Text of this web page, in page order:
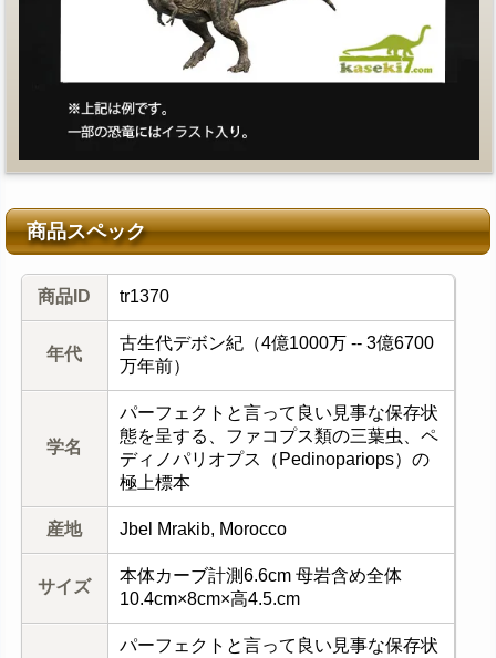
商品スペック
商品ID tr1370
年代
古生代デボン紀（4億1000万 -- 3億6700
万年前）
学名
パーフェクトと言って良い見事な保存状
態を呈する、ファコプス類の三葉虫、ペ
ディノパリオプス（Pedinopariops）の
極上標本
産地 Jbel Mrakib, Morocco
サイズ
本体カーブ計測6.6cm 母岩含め全体
10.4cm×8cm×高4.5.cm
パーフェクトと言って良い見事な保存状